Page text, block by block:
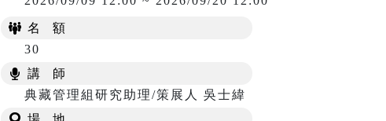
名 額
30
講 師
典藏管理組研究助理/策展人 吳士緯